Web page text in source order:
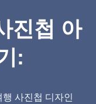
진첩 아
:
행 사진첩 디자인